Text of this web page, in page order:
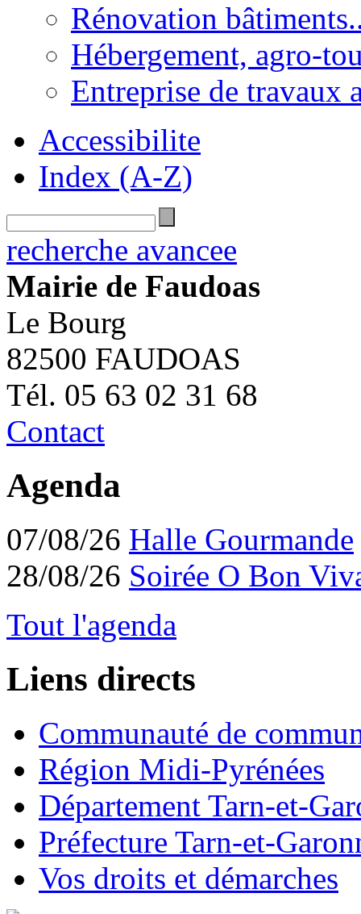
Rénovation
Hébergement, agro-
Entreprise de travaux
Accessibilite
Index (A-Z)
recherche avancee
Mairie de Faudoas
Le Bourg
82500 FAUDOAS
Tél. 05 63 02 31 68
Contact
Agenda
07/08/26 Halle Gourmande
28/08/26 Soirée O Bon
Tout l'agenda
Liens directs
Communauté de
Région Midi-Pyrénées
Département Tarn-et-
Préfecture Tarn-et-
Vos droits et démarches